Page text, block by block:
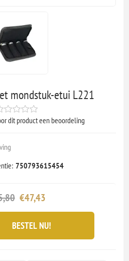
mondstuk-etui L221
dit product een beoordeling
750793615454
€47,43
BESTEL NU!